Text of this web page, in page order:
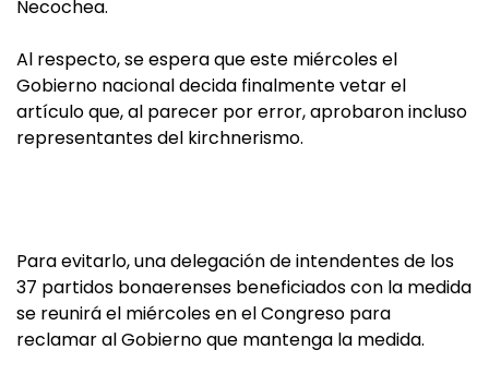
Necochea.
Al respecto, se espera que este miércoles el
Gobierno nacionaldecida finalmente vetar el
artículo que, al parecer por error, aprobaron incluso
representantes del kirchnerismo.
Para evitarlo, una delegación de intendentes de los
37 partidos bonaerenses beneficiados con la medida
se reunirá el miércoles en el Congreso para
reclamar al Gobierno que mantenga la medida.